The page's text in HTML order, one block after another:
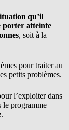
qu’il
porter atteinte
, soit à la
pour traiter au
petits problèmes.
l’exploiter dans
le programme